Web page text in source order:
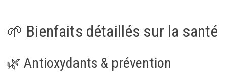
🌱 Bienfaits détaillés sur la santé
🌿 Antioxydants & prévention